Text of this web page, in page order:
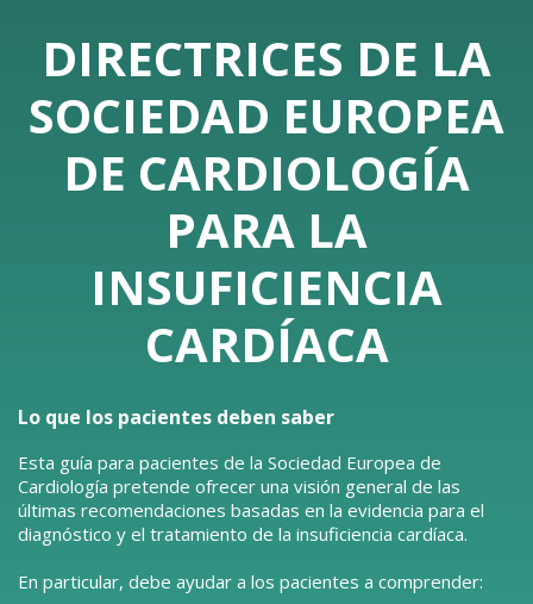
DIRECTRICES DE LA
SOCIEDAD EUROPEA
DE CARDIOLOGÍA
PARA LA
INSUFICIENCIA
CARDÍACA
Lo que los pacientes deben saber
Esta guía para pacientes de la Sociedad Europea de
Cardiología pretende ofrecer una visión general de las
últimas recomendaciones basadas en la evidencia para el
diagnóstico y el tratamiento de la insuficiencia cardíaca.
En particular, debe ayudar a los pacientes a comprender: